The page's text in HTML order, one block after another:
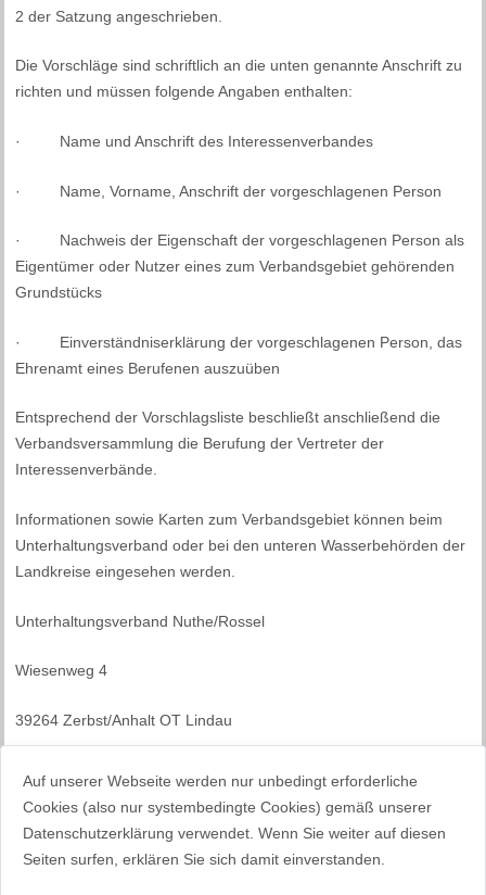
Auf unserer Webseite werden nur unbedingt erforderliche
Cookies (also nur systembedingte Cookies) gemäß unserer
Datenschutzerklärung verwendet. Wenn Sie weiter auf diesen
Seiten surfen, erklären Sie sich damit einverstanden.
2 der Satzung angeschrieben.
Die Vorschläge sind schriftlich an die unten genannte Anschrift zu
richten und müssen folgende Angaben enthalten:
· Name und Anschrift des Interessenverbandes
· Name, Vorname, Anschrift der vorgeschlagenen Person
· Nachweis der Eigenschaft der vorgeschlagenen Person als
Eigentümer oder Nutzer eines zum Verbandsgebiet gehörenden
Grundstücks
· Einverständniserklärung der vorgeschlagenen Person, das
Ehrenamt eines Berufenen auszuüben
Entsprechend der Vorschlagsliste beschließt anschließend die
Verbandsversammlung die Berufung der Vertreter der
Interessenverbände.
Informationen sowie Karten zum Verbandsgebiet können beim
Unterhaltungsverband oder bei den unteren Wasserbehörden der
Landkreise eingesehen werden.
Unterhaltungsverband Nuthe/Rossel
Wiesenweg 4
39264 Zerbst/Anhalt OT Lindau
e-Mail: buchhaltung@uhv-nuthe-rossel.de
gez. A. Wurche